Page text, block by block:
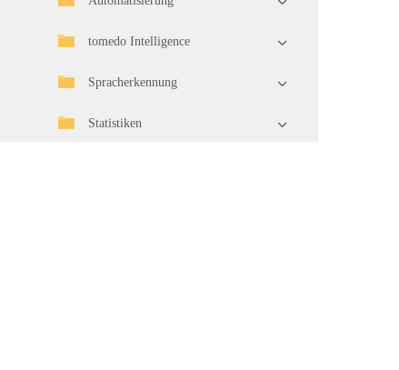
tomedo Intelligence
Spracherkennung
Statistiken